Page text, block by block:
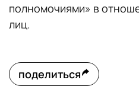
полномочиями» в
лиц.
поделиться